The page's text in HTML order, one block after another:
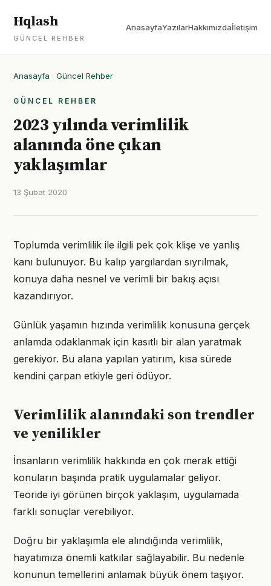
Hqlash
GÜNCEL REHBER
AnasayfaYazılarHakkımızdaİletişim
Anasayfa · Güncel Rehber
GÜNCEL REHBER
2023 yılında verimlilik
alanında öne çıkan
yaklaşımlar
13 Şubat 2020
Toplumda verimlilik ile ilgili pek çok klişe ve yanlış
kanı bulunuyor. Bu kalıp yargılardan sıyrılmak,
konuya daha nesnel ve verimli bir bakış açısı
kazandırıyor.
Günlük yaşamın hızında verimlilik konusuna gerçek
anlamda odaklanmak için kasıtlı bir alan yaratmak
gerekiyor. Bu alana yapılan yatırım, kısa sürede
kendini çarpan etkiyle geri ödüyor.
Verimlilik alanındaki son trendler
ve yenilikler
İnsanların verimlilik hakkında en çok merak ettiği
konuların başında pratik uygulamalar geliyor.
Teoride iyi görünen birçok yaklaşım, uygulamada
farklı sonuçlar verebiliyor.
Doğru bir yaklaşımla ele alındığında verimlilik,
hayatımıza önemli katkılar sağlayabilir. Bu nedenle
konunun temellerini anlamak büyük önem taşıyor.